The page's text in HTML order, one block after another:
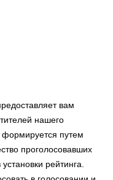
вам
нашего
путем
проголосовавших
рейтинга.